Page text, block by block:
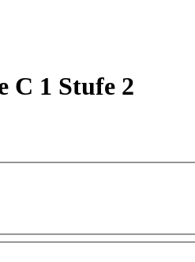
C 1 Stufe 2